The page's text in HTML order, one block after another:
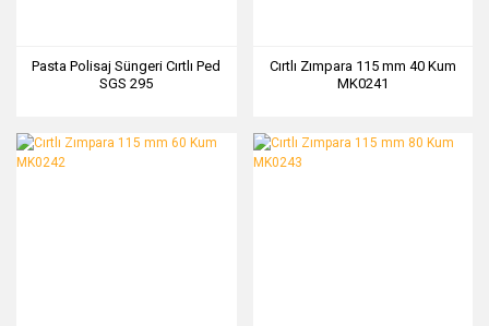
Pasta Polisaj Süngeri Cırtlı Ped
SGS 295
Cırtlı Zımpara 115 mm 40 Kum
MK0241